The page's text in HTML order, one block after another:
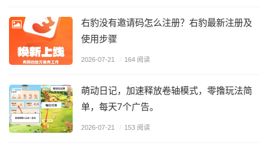
右豹没有邀请码怎么注册？右豹最新注册及
使用步骤
2026-07-21 / 164 阅读
萌动日记，加速释放卷轴模式，零撸玩法简
单，每天7个广告。
2026-07-21 / 153 阅读